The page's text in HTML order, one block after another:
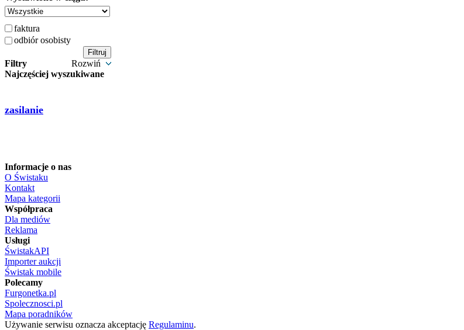
faktura
odbiór osobisty
Filtry
Rozwiń
Najczęściej wyszukiwane
zasilanie
Informacje o nas
O Świstaku
Kontakt
Mapa kategorii
Współpraca
Dla mediów
Reklama
Usługi
ŚwistakAPI
Importer aukcji
Świstak mobile
Polecamy
Furgonetka.pl
Spolecznosci.pl
Mapa poradników
Używanie serwisu oznacza akceptację Regulaminu.